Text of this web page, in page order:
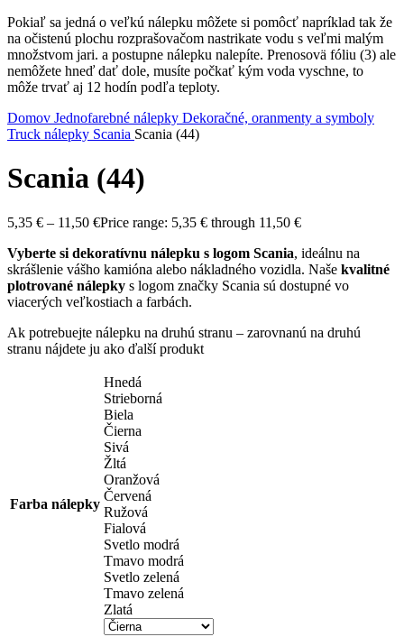
Pokiaľ sa jedná o veľkú nálepku môžete si pomôcť napríklad tak že
na očistenú plochu rozprašovačom nastrikate vodu s veľmi malým
množstvom jari. a postupne nálepku nalepíte. Prenosovä fóliu (3) ale
nemôžete hneď dať dole, musíte počkať kým voda vyschne, to
môže trvať aj 12 hodín podľa teploty.
Domov Jednofarebné nálepky Dekoračné, oranmenty a symboly
Truck nálepky Scania Scania (44)
Scania (44)
5,35 € – 11,50 €Price range: 5,35 € through 11,50 €
Vyberte si dekoratívnu nálepku s logom Scania, ideálnu na
skrášlenie vášho kamióna alebo nákladného vozidla. Naše kvalitné
plotrované nálepky s logom značky Scania sú dostupné vo
viacerých veľkostiach a farbách.
Ak potrebuejte nálepku na druhú stranu – zarovnanú na druhú
stranu nájdete ju ako ďalší produkt
Farba nálepky
Hnedá
Strieborná
Biela
Čierna
Sivá
Žltá
Oranžová
Červená
Ružová
Fialová
Svetlo modrá
Tmavo modrá
Svetlo zelená
Tmavo zelená
Zlatá